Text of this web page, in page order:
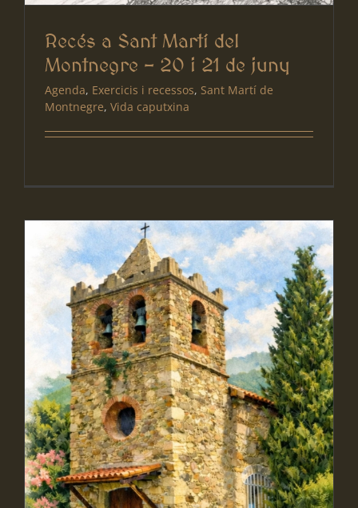
Recés a Sant Martí del
Montnegre – 20 i 21 de juny
Agenda, Exercicis i recessos, Sant Martí de
Montnegre, Vida caputxina